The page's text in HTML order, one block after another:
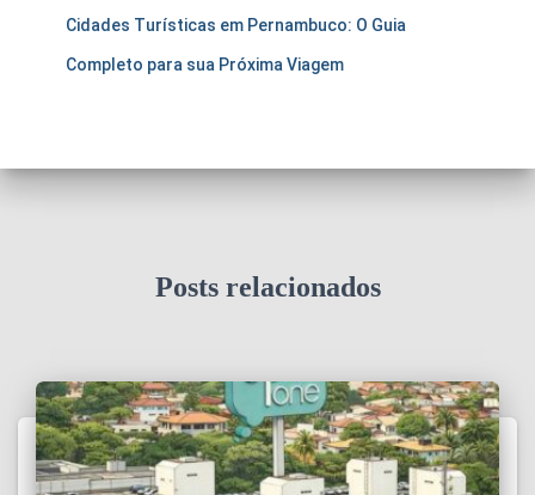
Cidades Turísticas em Pernambuco: O Guia
Completo para sua Próxima Viagem
Posts relacionados